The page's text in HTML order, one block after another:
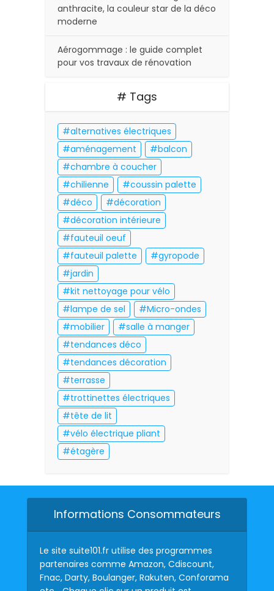
anthracite, la couleur star de la déco
moderne
Aérogommage : le guide complet
pour vos travaux de rénovation
# Tags
alternatives électriques
aménagement
balcon
chambre à coucher
chilienne
coussin palette
déco
décoration
décoration intérieure
fauteuil oeuf
fauteuil palette
gyropode
jardin
kit nettoyage pour vélo
lampe de sel
Micro-ondes
mobilier
salle à manger
tendances déco
tendances décoration
terrasse
trottinettes électriques
tête de lit
vélo électrique pliant
étagère
Informations Consommateurs
Le site suite101.fr utilise des programmes
partenaires comme Amazon, Cdiscount,
Fnac, Darty, Boulanger, Rakuten, Conforama